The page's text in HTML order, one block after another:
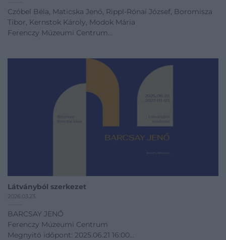
Czóbel Béla, Maticska Jenő, Rippl-Rónai József, Boromisza
Tibor, Kernstok Károly, Modok Mária
Ferenczy Múzeumi Centrum
Látványból szerkezet
2026.03.23.
BARCSAY JENŐ
Ferenczy Múzeumi Centrum
Megnyitó időpont: 2025.06.21 16:00